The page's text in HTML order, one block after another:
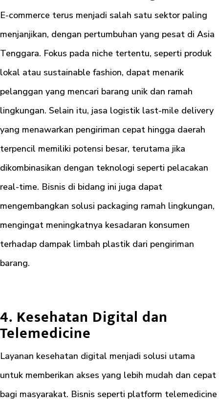
E-commerce terus menjadi salah satu sektor paling
menjanjikan, dengan pertumbuhan yang pesat di Asia
Tenggara. Fokus pada niche tertentu, seperti produk
lokal atau sustainable fashion, dapat menarik
pelanggan yang mencari barang unik dan ramah
lingkungan. Selain itu, jasa logistik last-mile delivery
yang menawarkan pengiriman cepat hingga daerah
terpencil memiliki potensi besar, terutama jika
dikombinasikan dengan teknologi seperti pelacakan
real-time. Bisnis di bidang ini juga dapat
mengembangkan solusi packaging ramah lingkungan,
mengingat meningkatnya kesadaran konsumen
terhadap dampak limbah plastik dari pengiriman
barang.
4. Kesehatan Digital dan
Telemedicine
Layanan kesehatan digital menjadi solusi utama
untuk memberikan akses yang lebih mudah dan cepat
bagi masyarakat. Bisnis seperti platform telemedicine